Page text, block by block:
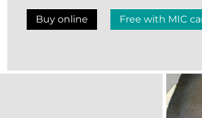
Buy online Free with MIC